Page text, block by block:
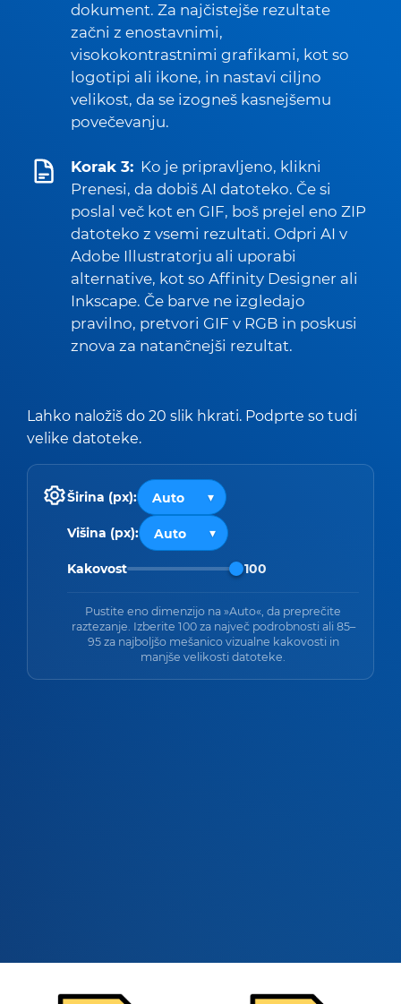
dokument. Za najčistejše rezultate
začni z enostavnimi,
visokokontrastnimi grafikami, kot so
logotipi ali ikone, in nastavi ciljno
velikost, da se izogneš kasnejšemu
povečevanju.
Korak 3: Ko je pripravljeno, klikni
Prenesi, da dobiš AI datoteko. Če si
poslal več kot en GIF, boš prejel eno ZIP
datoteko z vsemi rezultati. Odpri AI v
Adobe Illustratorju ali uporabi
alternative, kot so Affinity Designer ali
Inkscape. Če barve ne izgledajo
pravilno, pretvori GIF v RGB in poskusi
znova za natančnejši rezultat.
Lahko naložiš do 20 slik hkrati. Podprte so tudi
velike datoteke.
Širina (px):
Višina (px):
Kakovost 100
Pustite eno dimenzijo na »Auto«, da preprečite
raztezanje. Izberite 100 za največ podrobnosti ali 85–
95 za najboljšo mešanico vizualne kakovosti in
manjše velikosti datoteke.